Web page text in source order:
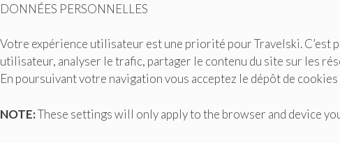
DONNÉES PERSONNELLES
Votre expérience utilisateur est une priorité pour Travelski.
utilisateur, analyser le trafic, partager le contenu du site sur les
En poursuivant votre navigation vous acceptez le dépôt de
NOTE:These settings will only apply to the browser and device